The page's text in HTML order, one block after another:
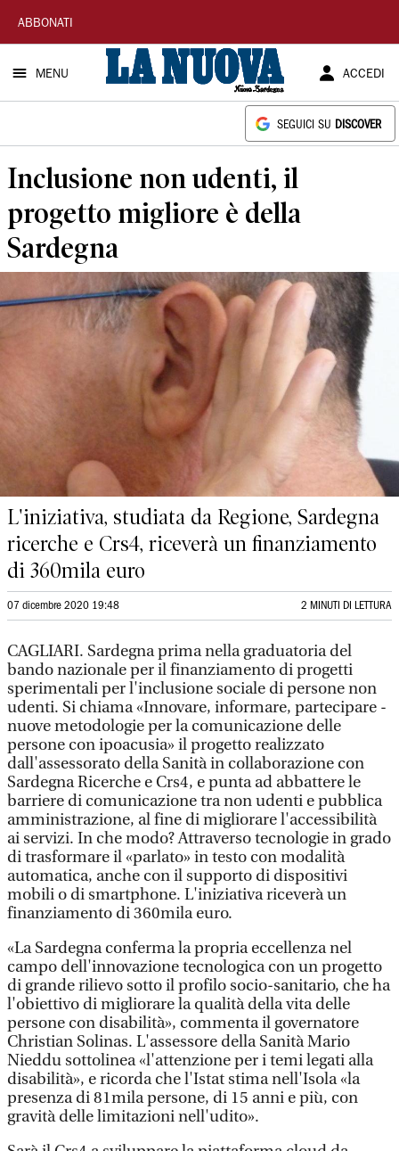
La
Nuova
Sardegna
ABBONATI
MENU ACCEDI
SEGUICI SU DISCOVER
Inclusione non udenti, il
progetto migliore è della
Sardegna
L'iniziativa, studiata da Regione, Sardegna
ricerche e Crs4, riceverà un finanziamento
di 360mila euro
07 dicembre 2020 19:48 2 MINUTI DI LETTURA
CAGLIARI. Sardegna prima nella graduatoria del
bando nazionale per il finanziamento di progetti
sperimentali per l'inclusione sociale di persone non
udenti. Si chiama «Innovare, informare, partecipare -
nuove metodologie per la comunicazione delle
persone con ipoacusia» il progetto realizzato
dall'assessorato della Sanità in collaborazione con
Sardegna Ricerche e Crs4, e punta ad abbattere le
barriere di comunicazione tra non udenti e pubblica
amministrazione, al fine di migliorare l'accessibilità
ai servizi. In che modo? Attraverso tecnologie in grado
di trasformare il «parlato» in testo con modalità
automatica, anche con il supporto di dispositivi
mobili o di smartphone. L'iniziativa riceverà un
finanziamento di 360mila euro.
«La Sardegna conferma la propria eccellenza nel
campo dell'innovazione tecnologica con un progetto
di grande rilievo sotto il profilo socio-sanitario, che ha
l'obiettivo di migliorare la qualità della vita delle
persone con disabilità», commenta il governatore
Christian Solinas. L'assessore della Sanità Mario
Nieddu sottolinea «l'attenzione per i temi legati alla
disabilità», e ricorda che l'Istat stima nell'Isola «la
presenza di 81mila persone, di 15 anni e più, con
gravità delle limitazioni nell'udito».